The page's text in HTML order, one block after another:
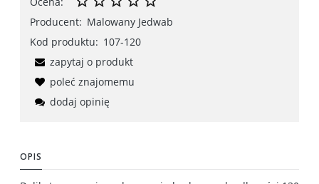
Producent: Malowany Jedwab
Kod produktu: 107-120
zapytaj o produkt
poleć znajomemu
dodaj opinię
OPIS